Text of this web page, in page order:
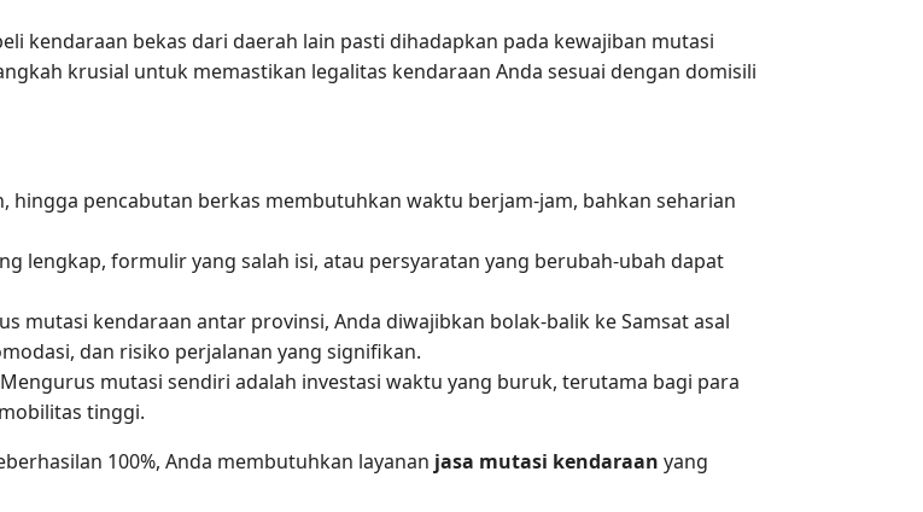
kendaraan bekas dari daerah lain pasti dihadapkan pada kewajiban mutasi
krusial untuk memastikan legalitas kendaraan Anda sesuai dengan domisili
hingga pencabutan berkas membutuhkan waktu berjam-jam, bahkan seharian
lengkap, formulir yang salah isi, atau persyaratan yang berubah-ubah dapat
mutasi kendaraan antar provinsi, Anda diwajibkan bolak-balik ke Samsat asal
dan risiko perjalanan yang signifikan.
mutasi sendiri adalah investasi waktu yang buruk, terutama bagi para
tinggi.
100%, Anda membutuhkan layanan jasa mutasi kendaraan yang